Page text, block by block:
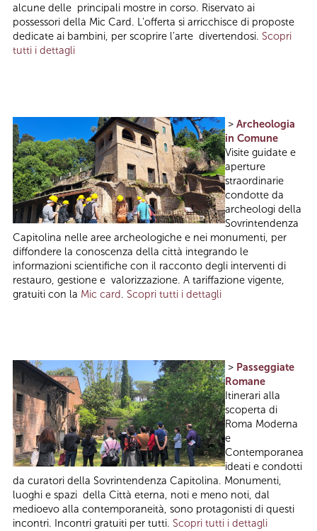
alcune delle principali mostre in corso. Riservato ai
possessori della Mic Card. L'offerta si arricchisce di proposte
dedicate ai bambini, per scoprire l'arte divertendosi. Scopri
tutti i dettagli
> Archeologia
in Comune
Visite guidate e
aperture
straordinarie
condotte da
archeologi della
Sovrintendenza
Capitolina nelle aree archeologiche e nei monumenti, per
diffondere la conoscenza della città integrando le
informazioni scientifiche con il racconto degli interventi di
restauro, gestione e valorizzazione. A tariffazione vigente,
gratuiti con la Mic card. Scopri tutti i dettagli
> Passeggiate
Romane
Itinerari alla
scoperta di
Roma Moderna
e
Contemporanea
ideati e condotti
da curatori della Sovrintendenza Capitolina. Monumenti,
luoghi e spazi della Città eterna, noti e meno noti, dal
medioevo alla contemporaneità, sono protagonisti di questi
incontri. Incontri gratuiti per tutti. Scopri tutti i dettagli